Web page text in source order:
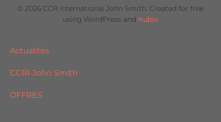
© 2026 CCR International John Smith. Created for free
using WordPress and Kubio
Actualités
CCRI John Smith
OFFRES